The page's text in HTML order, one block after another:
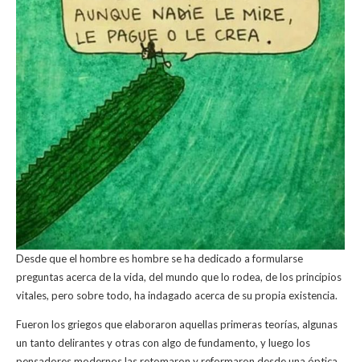
Desde que el hombre es hombre se ha dedicado a formularse
preguntas acerca de la vida, del mundo que lo rodea, de los principios
vitales, pero sobre todo, ha indagado acerca de su propia existencia.
Fueron los griegos que elaboraron aquellas primeras teorías, algunas
un tanto delirantes y otras con algo de fundamento, y luego los